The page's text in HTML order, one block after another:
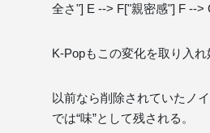
全さ"] E --> F["親密感"] F -->
K-Popもこの変化を取り入れ
以前なら削除されていたノ
では“味”として残される。